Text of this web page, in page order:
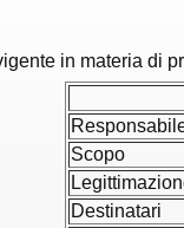
in materia di
Scopo
Destinatari